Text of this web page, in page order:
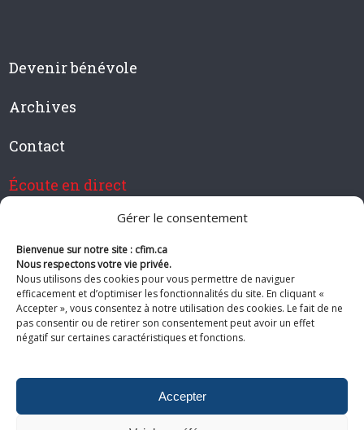
Gérer le consentement
Bienvenue sur notre site : cfim.ca
Nous respectons votre vie privée.
Nous utilisons des cookies pour vous permettre de naviguer
efficacement et d’optimiser les fonctionnalités du site. En cliquant «
Accepter », vous consentez à notre utilisation des cookies. Le fait de ne
pas consentir ou de retirer son consentement peut avoir un effet
négatif sur certaines caractéristiques et fonctions.
Accepter
Devenir bénévole
Archives
Contact
Écoute en direct
Devenir membre de CFIM
Suivez-nous